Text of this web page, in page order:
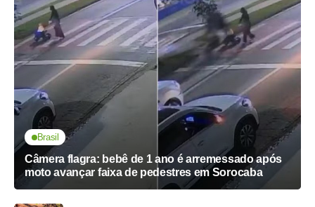
Brasil
Câmera flagra: bebê de 1 ano é arremessado após
moto avançar faixa de pedestres em Sorocaba